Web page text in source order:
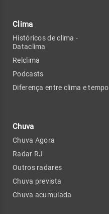
Clima
Históricos de clima -
Dataclima
Relclima
Podcasts
Diferença entre clima e tempo
Chuva
Chuva Agora
Radar RJ
Outros radares
Chuva prevista
Chuva acumulada